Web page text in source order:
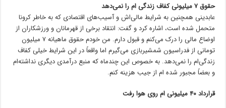
حقوق۷میلیونی کفاف زندگی ام را نمی‌دهد
عابدینی همچنین به شرایط مالی‌اش و آسیب‌های اقتصادی که به خاطر کرونا
متحمل شده است، اشاره کرد و گفت: انتقاد برخی از قهرمانان و ورزشکاران از
اوضاع مالی را درک می‌کنم و قبول دارم. من خودم حقوق ماهیانه ۷ میلیون
تومانی از فدراسیون شمشیربازی می‌گیرم اما واقعاً در این شرایط خیلی کفاف
زندگی‌ام را نمی‌دهد. به خصوص این چندماه که منبع درآمدی دیگری نداشته‌ام
و بعضاً مجبور شده ام از جیب هزینه کنم.
قرارداد۴۰میلیونی ام روی هوا رفت